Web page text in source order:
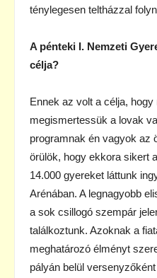
ténylegesen teltházzal
A pénteki I. Nemzeti
célja?
Ennek az volt a célja,
megismertessük a lovak
programnak én vagyok az
örülök, hogy ekkora sikert
14.000 gyereket láttunk
Arénában. A legnagyobb
a sok csillogó szempár
találkoztunk. Azoknak a
meghatározó élményt
pályán belül